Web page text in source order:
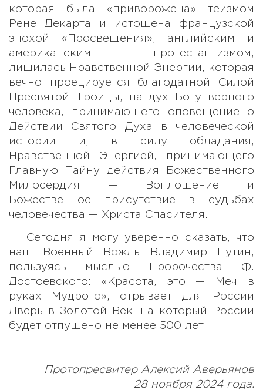
которая была «приворожена» теизмом
Рене Декарта и истощена французской
эпохой «Просвещения», английским и
американским протестантизмом,
лишилась Нравственной Энергии, которая
вечно проецируется благодатной Силой
Пресвятой Троицы, на дух Богу верного
человека, принимающего оповещение о
Действии Святого Духа в человеческой
истории и, в силу обладания,
Нравственной Энергией, принимающего
Главную Тайну действия Божественного
Милосердия — Воплощение и
Божественное присутствие в судьбах
человечества — Христа Спасителя.
Сегодня я могу уверенно сказать, что
наш Военный Вождь Владимир Путин,
пользуясь мыслью Пророчества Ф.
Достоевского: «Красота, это — Меч в
руках Мудрого», отрывает для России
Дверь в Золотой Век, на который России
будет отпущено не менее 500 лет.
Протопресвитер Алексий Аверьянов
28 ноября 2024 года.